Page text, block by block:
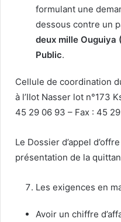
formulant une
dessous contre un
deux mille Ouguiya
Public.
Cellule de coordination
à l’IIot Nasser lot n°173
45 29 06 93 – Fax : 45 29
Le Dossier d’appel
présentation de la
Les exigences en
Avoir un chiffre